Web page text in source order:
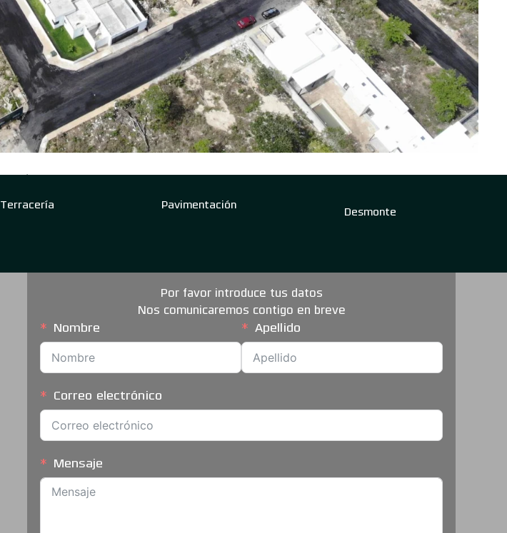
Terracería Pavimentación
Desmonte
Por favor introduce tus datos
Nos comunicaremos contigo en breve
Nombre Apellido
Correo electrónico
Mensaje